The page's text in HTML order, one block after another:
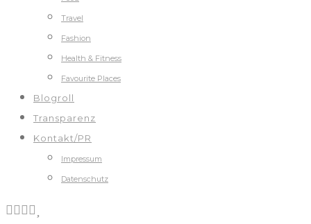
Travel
Fashion
Health & Fitness
Favourite Places
Blogroll
Transparenz
Kontakt/PR
Impressum
Datenschutz